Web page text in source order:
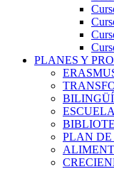
PLANES Y
PLAN